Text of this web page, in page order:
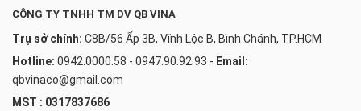
CÔNG TY TNHH TM DV QB VINA
Trụ sở chính: C8B/56 Ấp 3B, Vĩnh Lộc B, Bình Chánh, TP.HCM
Hotline: 0942.0000.58 - 0947.90.92.93 - Email:
qbvinaco@gmail.com
MST : 0317837686